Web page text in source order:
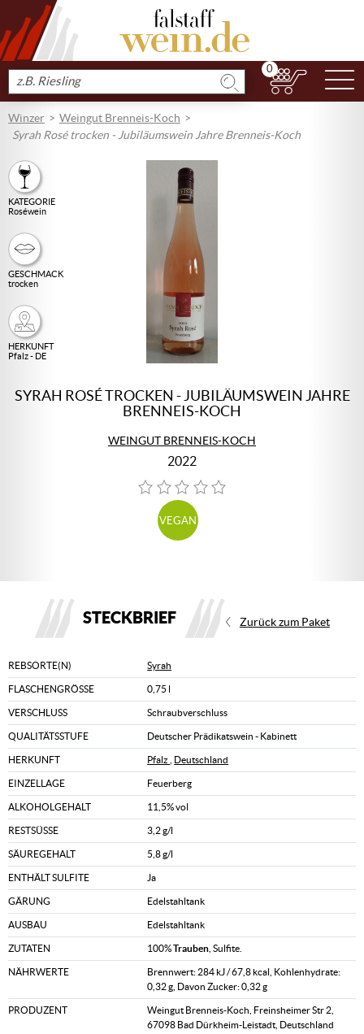
Produkt
suchen
0
Winzer
Weingut Brenneis-Koch
Syrah Rosé trocken - Jubiläumswein Jahre Brenneis-Koch
KATEGORIE
Roséwein
GESCHMACK
trocken
HERKUNFT
Pfalz - DE
SYRAH ROSÉ TROCKEN - JUBILÄUMSWEIN JAHRE
BRENNEIS-KOCH
WEINGUT BRENNEIS-KOCH
2022
VEGAN
STECKBRIEF Zurück zum Paket
REBSORTE(N) Syrah
FLASCHENGRÖSSE 0,75 l
VERSCHLUSS Schraubverschluss
QUALITÄTSSTUFE Deutscher Prädikatswein - Kabinett
HERKUNFT Pfalz Deutschland
EINZELLAGE Feuerberg
ALKOHOLGEHALT 11,5% vol
RESTSÜSSE 3,2 g/l
SÄUREGEHALT 5,8 g/l
ENTHÄLT SULFITE Ja
GÄRUNG Edelstahltank
AUSBAU Edelstahltank
ZUTATEN 100%Trauben , Sulfite.
NÄHRWERTE
Brennwert: 284 kJ / 67,8 kcal, Kohlenhydrate:
0,32 g, Davon Zucker: 0,32 g
PRODUZENT
Weingut Brenneis-Koch, Freinsheimer Str 2,
67098 Bad Dürkheim-Leistadt, Deutschland